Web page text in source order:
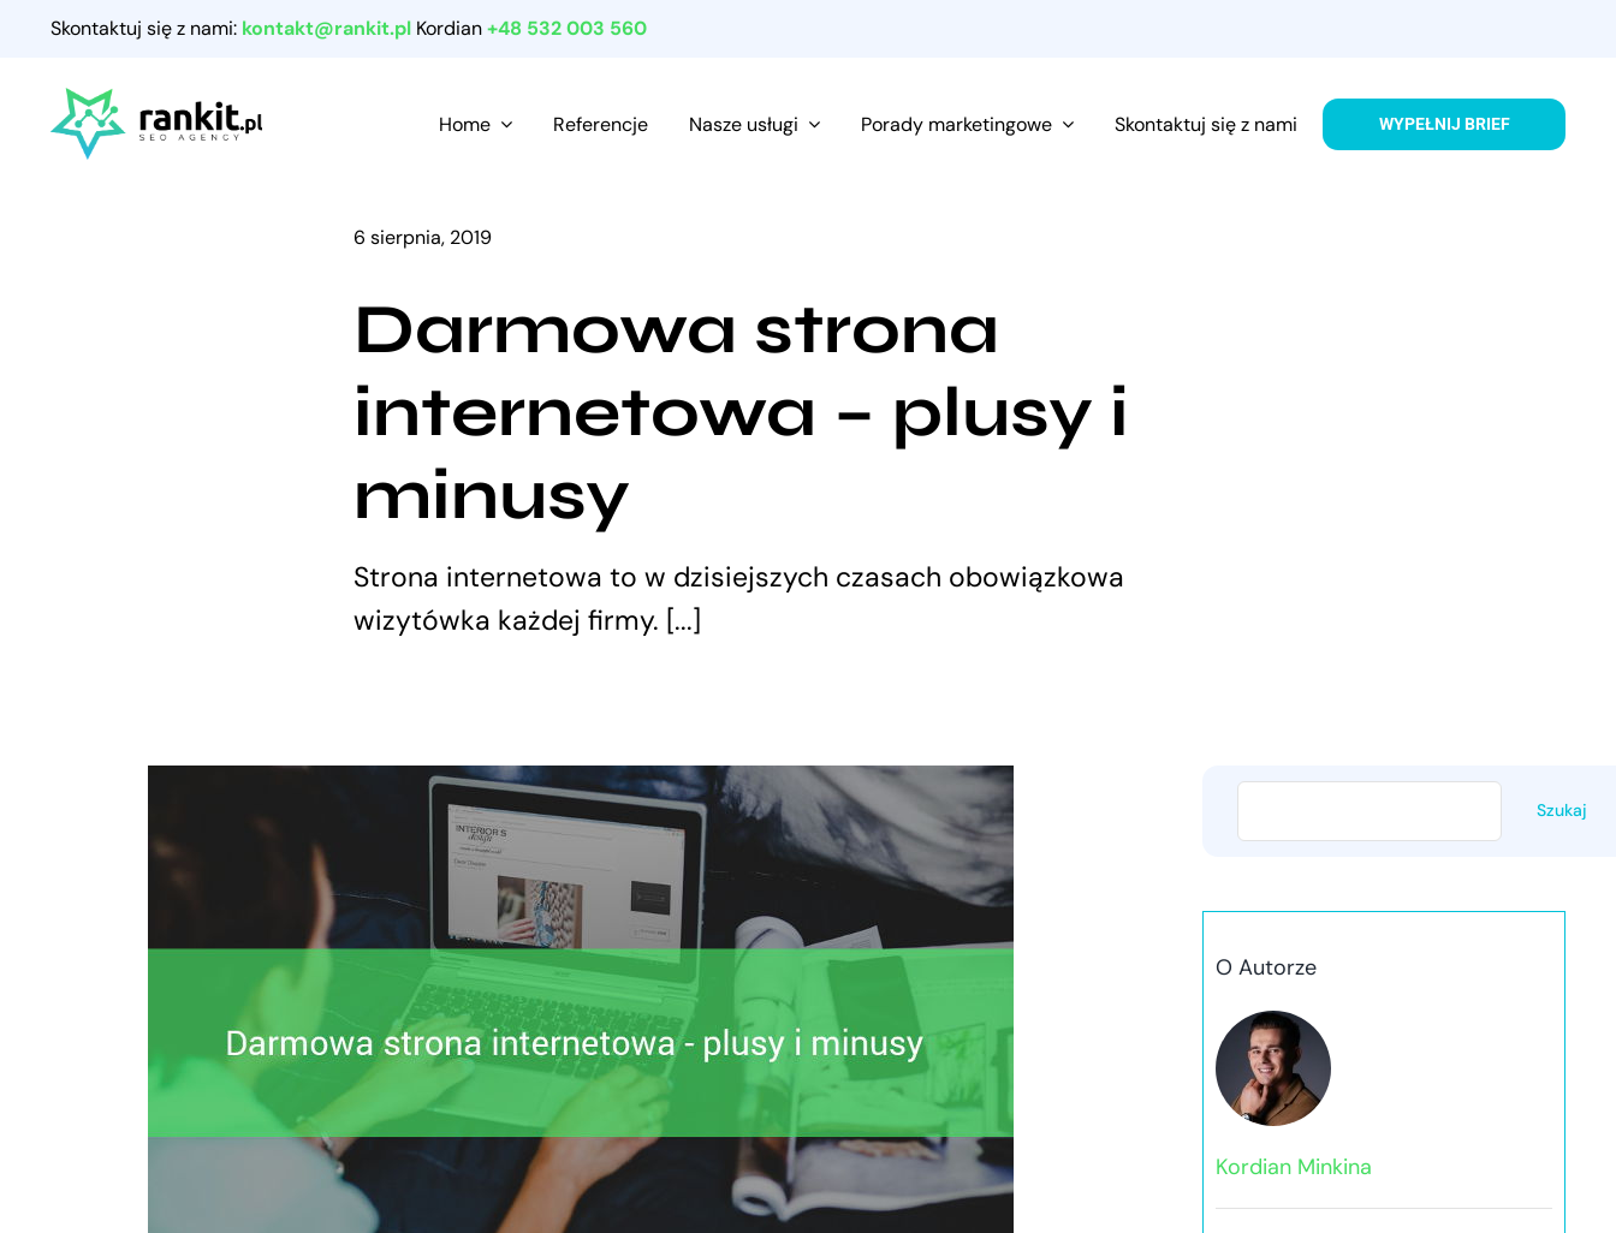
Przejdź
zawartości
Skontaktuj się z nami: kontakt@rankit.plKordian+48 532 003 560
Home Referencje Nasze usługi Porady marketingowe Skontaktuj się z nami WYPEŁNIJ BRIEF
6 sierpnia, 2019
Darmowa strona
internetowa – plusy i
minusy
Strona internetowa to w dzisiejszych czasach obowiązkowa
wizytówka każdej firmy. [...]
Szukaj
O Autorze
Kordian Minkina